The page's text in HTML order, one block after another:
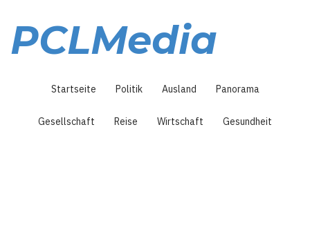
Inhalt
PCLMedia
Startseite Politik Ausland Panorama
Gesellschaft Reise Wirtschaft Gesundheit